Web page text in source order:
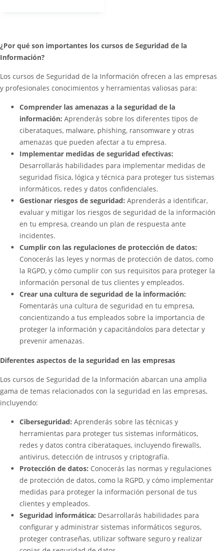
¿Por qué son importantes los cursos de Seguridad de la
Información?
Los cursos de Seguridad de la Información ofrecen a las empresas
y profesionales conocimientos y herramientas valiosas para:
Comprender las amenazas a la seguridad de la
información: Aprenderás sobre los diferentes tipos de
ciberataques, malware, phishing, ransomware y otras
amenazas que pueden afectar a tu empresa.
Implementar medidas de seguridad efectivas:
Desarrollarás habilidades para implementar medidas de
seguridad física, lógica y técnica para proteger tus sistemas
informáticos, redes y datos confidenciales.
Gestionar riesgos de seguridad: Aprenderás a identificar,
evaluar y mitigar los riesgos de seguridad de la información
en tu empresa, creando un plan de respuesta ante
incidentes.
Cumplir con las regulaciones de protección de datos:
Conocerás las leyes y normas de protección de datos, como
la RGPD, y cómo cumplir con sus requisitos para proteger la
información personal de tus clientes y empleados.
Crear una cultura de seguridad de la información:
Fomentarás una cultura de seguridad en tu empresa,
concientizando a tus empleados sobre la importancia de
proteger la información y capacitándolos para detectar y
prevenir amenazas.
Diferentes aspectos de la seguridad en las empresas
Los cursos de Seguridad de la Información abarcan una amplia
gama de temas relacionados con la seguridad en las empresas,
incluyendo:
Ciberseguridad: Aprenderás sobre las técnicas y
herramientas para proteger tus sistemas informáticos,
redes y datos contra ciberataques, incluyendo firewalls,
antivirus, detección de intrusos y criptografía.
Protección de datos: Conocerás las normas y regulaciones
de protección de datos, como la RGPD, y cómo implementar
medidas para proteger la información personal de tus
clientes y empleados.
Seguridad informática: Desarrollarás habilidades para
configurar y administrar sistemas informáticos seguros,
proteger contraseñas, utilizar software seguro y realizar